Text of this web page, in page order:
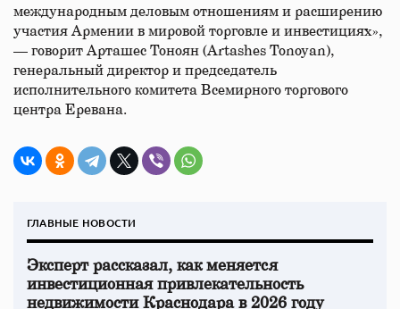
международным деловым отношениям и расширению
участия Армении в мировой торговле и инвестициях»,
— говорит Арташес Тоноян (Artashes Tonoyan),
генеральный директор и председатель
исполнительного комитета Всемирного торгового
центра Еревана.
ГЛАВНЫЕ НОВОСТИ
Эксперт рассказал, как меняется
инвестиционная привлекательность
недвижимости Краснодара в 2026 году